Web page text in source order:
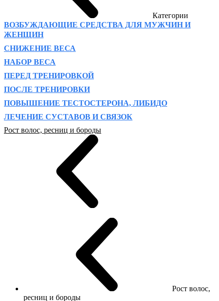
Категории
ВОЗБУЖДАЮЩИЕ СРЕДСТВА ДЛЯ МУЖЧИН И
ЖЕНЩИН
СНИЖЕНИЕ ВЕСА
НАБОР ВЕСА
ПЕРЕД ТРЕНИРОВКОЙ
ПОСЛЕ ТРЕНИРОВКИ
ПОВЫШЕНИЕ ТЕСТОСТЕРОНА, ЛИБИДО
ЛЕЧЕНИЕ СУСТАВОВ И СВЯЗОК
Рост волос, ресниц и бороды
Рост волос,
ресниц и бороды